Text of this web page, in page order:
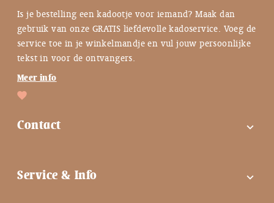
Is je bestelling een kadootje voor iemand? Maak dan
gebruik van onze GRATIS liefdevolle kadoservice. Voeg de
service toe in je winkelmandje en vul jouw persoonlijke
tekst in voor de ontvangers.
Meer info
Contact expand_more
Contactgegevens
Service & Info expand_more